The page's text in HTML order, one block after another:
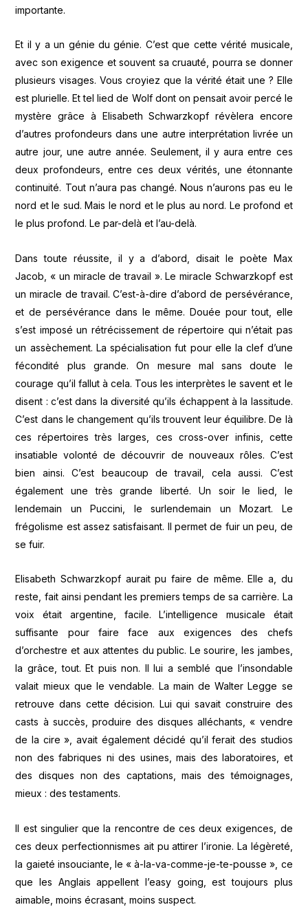
importante.
Et il y a un génie du génie. C’est que cette vérité musicale,
avec son exigence et souvent sa cruauté, pourra se donner
plusieurs visages. Vous croyiez que la vérité était une ? Elle
est plurielle. Et tel lied de Wolf dont on pensait avoir percé le
mystère grâce à Elisabeth Schwarzkopf révèlera encore
d’autres profondeurs dans une autre interprétation livrée un
autre jour, une autre année. Seulement, il y aura entre ces
deux profondeurs, entre ces deux vérités, une étonnante
continuité. Tout n’aura pas changé. Nous n’aurons pas eu le
nord et le sud. Mais le nord et le plus au nord. Le profond et
le plus profond. Le par-delà et l’au-delà.
Dans toute réussite, il y a d’abord, disait le poète Max
Jacob, « un miracle de travail ». Le miracle Schwarzkopf est
un miracle de travail. C’est-à-dire d’abord de persévérance,
et de persévérance dans le même. Douée pour tout, elle
s’est imposé un rétrécissement de répertoire qui n’était pas
un assèchement. La spécialisation fut pour elle la clef d’une
fécondité plus grande. On mesure mal sans doute le
courage qu’il fallut à cela. Tous les interprètes le savent et le
disent : c’est dans la diversité qu’ils échappent à la lassitude.
C’est dans le changement qu’ils trouvent leur équilibre. De là
ces répertoires très larges, ces cross-over infinis, cette
insatiable volonté de découvrir de nouveaux rôles. C’est
bien ainsi. C’est beaucoup de travail, cela aussi. C’est
également une très grande liberté. Un soir le lied, le
lendemain un Puccini, le surlendemain un Mozart. Le
frégolisme est assez satisfaisant. Il permet de fuir un peu, de
se fuir.
Elisabeth Schwarzkopf aurait pu faire de même. Elle a, du
reste, fait ainsi pendant les premiers temps de sa carrière. La
voix était argentine, facile. L’intelligence musicale était
suffisante pour faire face aux exigences des chefs
d’orchestre et aux attentes du public. Le sourire, les jambes,
la grâce, tout. Et puis non. Il lui a semblé que l’insondable
valait mieux que le vendable. La main de Walter Legge se
retrouve dans cette décision. Lui qui savait construire des
casts à succès, produire des disques alléchants, « vendre
de la cire », avait également décidé qu’il ferait des studios
non des fabriques ni des usines, mais des laboratoires, et
des disques non des captations, mais des témoignages,
mieux : des testaments.
Il est singulier que la rencontre de ces deux exigences, de
ces deux perfectionnismes ait pu attirer l’ironie. La légèreté,
la gaieté insouciante, le « à-la-va-comme-je-te-pousse », ce
que les Anglais appellent l’easy going, est toujours plus
aimable, moins écrasant, moins suspect.